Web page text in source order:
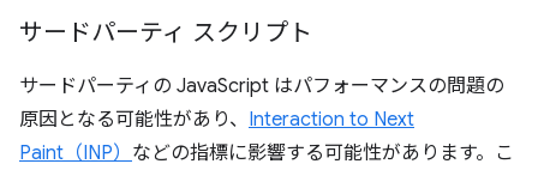
サードパーティ スクリプト
サードパーティの JavaScript はパフォーマンスの問題の
原因となる可能性があり、 Interaction to Next
Paint（INP） などの指標に影響する可能性があります。こ